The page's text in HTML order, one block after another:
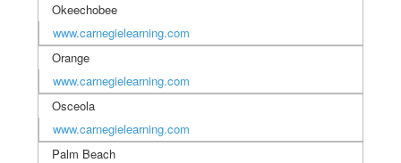
Okeechobee
www.carnegielearning.com
Orange
www.carnegielearning.com
Osceola
www.carnegielearning.com
Palm Beach